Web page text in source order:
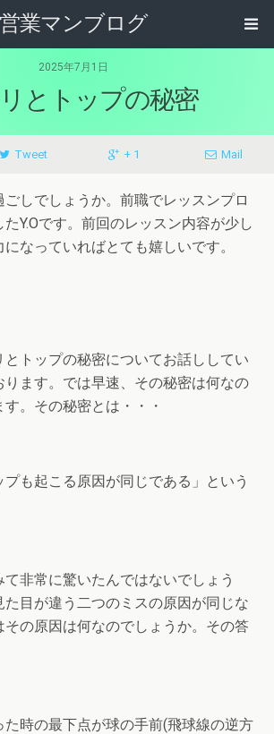
営業マンブログ
2025年7月1日
とトップの秘密
Tweet + 1 Mail
しでしょうか。前職でレッスンプロ
Y.Oです。前回のレッスン内容が少し
なっていればとても嬉しいです。
とトップの秘密についてお話ししてい
ります。では早速、その秘密は何なの
。その秘密とは・・・
も起こる原因が同じである」という
非常に驚いたんではないでしょう
目が違う二つのミスの原因が同じな
その原因は何なのでしょうか。その答
時の最下点が球の手前(飛球線の逆方